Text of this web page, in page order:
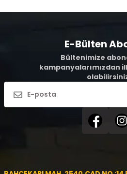
E-Bülten
Bültenimize
kampanyalarımızdan